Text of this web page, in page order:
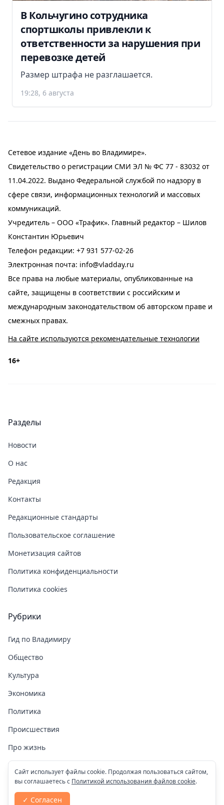
В Кольчугино сотрудника
спортшколы привлекли к
ответственности за нарушения при
перевозке детей
Размер штрафа не разглашается.
19:28, 6 августа
Сетевое издание «День во Владимире».
Свидетельство о регистрации СМИ ЭЛ № ФС 77 - 83032 от
11.04.2022. Выдано Федеральной службой по надзору в
сфере связи, информационных технологий и массовых
коммуникаций.
Учредитель – ООО «Трафик». Главный редактор – Шилов
Константин Юрьевич
Телефон редакции: +7 931 577-02-26
Электронная почта: info@vladday.ru
Все права на любые материалы, опубликованные на
сайте, защищены в соответствии с российским и
международным законодательством об авторском праве и
смежных правах.
На сайте используются рекомендательные технологии
16+
Разделы
Новости
О нас
Редакция
Контакты
Редакционные стандарты
Пользовательское соглашение
Монетизация сайтов
Политика конфиденциальности
Политика cookies
Рубрики
Гид по Владимиру
Общество
Культура
Экономика
Политика
Происшествия
Про жизнь
Здоровье
COVID-19
Спорт
Сайт использует файлы cookie. Продолжая пользоваться сайтом,
вы соглашаетесь с Политикой использования файлов cookie.
✓ Согласен